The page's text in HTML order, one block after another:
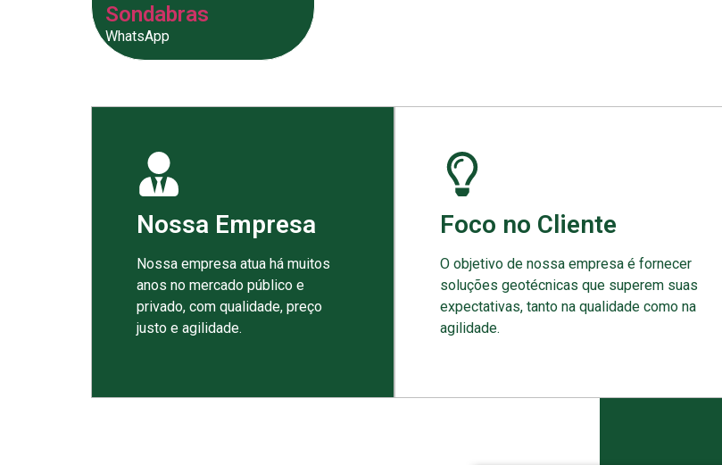
Sondabras
WhatsApp
Nossa Empresa
Nossa empresa atua há muitos
anos no mercado público e
privado, com qualidade, preço
justo e agilidade.
Foco no Cliente
O objetivo de nossa empresa é fornecer
soluções geotécnicas que superem suas
expectativas, tanto na qualidade como na
agilidade.